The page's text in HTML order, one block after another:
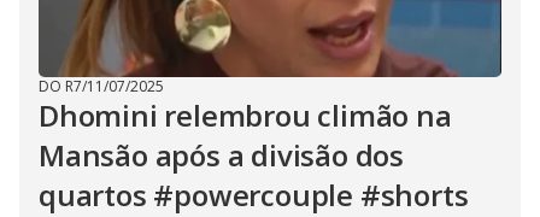
DO R7/11/07/2025
Dhomini relembrou climão na
Mansão após a divisão dos
quartos #powercouple #shorts